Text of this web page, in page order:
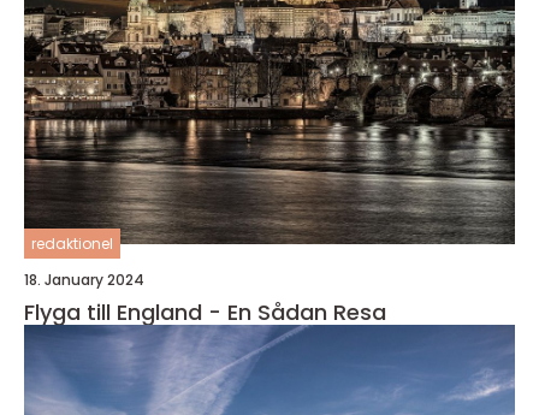
redaktionel
18. January 2024
Flyga till England - En Sådan Resa